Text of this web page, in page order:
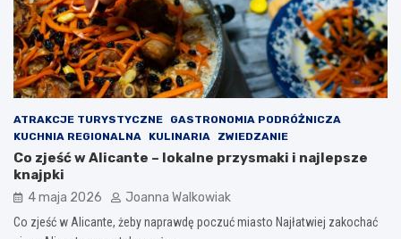
ATRAKCJE TURYSTYCZNE
GASTRONOMIA PODRÓŻNICZA
KUCHNIA REGIONALNA
KULINARIA ZWIEDZANIE
Co zjeść w Alicante – lokalne przysmaki i najlepsze
knajpki
4 maja 2026 Joanna Walkowiak
Co zjeść w Alicante, żeby naprawdę poczuć miasto Najłatwiej zakochać